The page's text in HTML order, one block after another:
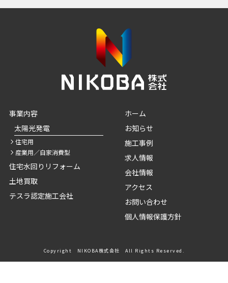
事業内容
太陽光発電
住宅用
産業用／自家消費型
住宅水回りリフォーム
土地買取
テスラ認定施工会社
ホーム
お知らせ
施工事例
求人情報
会社情報
アクセス
お問い合わせ
個人情報保護方針
Copyright NIKOBA株式会社 All Rights Reserved.